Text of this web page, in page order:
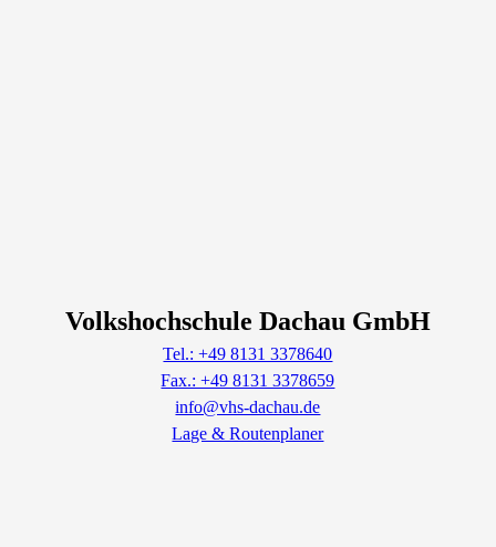
Volkshochschule Dachau GmbH
Tel.: +49 8131 3378640
Fax.: +49 8131 3378659
info@vhs-dachau.de
Lage & Routenplaner